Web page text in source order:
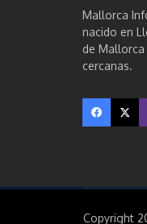
Mallorca
nacido en
de
cercanas.
Copyright